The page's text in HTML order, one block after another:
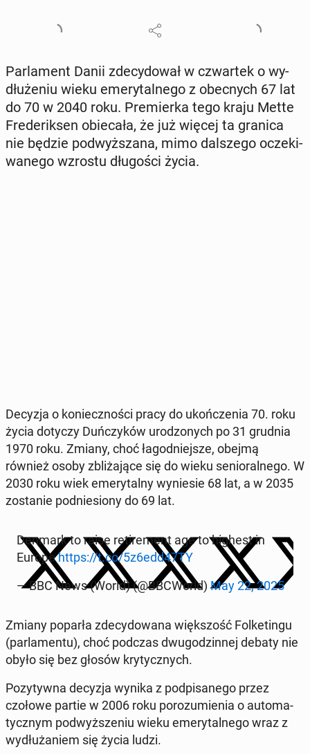
Par­la­ment Danii zde­cy­do­wał w czwar­tek o wy­
dłu­że­niu wieku eme­ry­tal­ne­go z obec­nych 67 lat
do 70 w 2040 roku. Pre­mier­ka tego kraju Mette
Fre­de­rik­sen obie­ca­ła, że już więcej ta granica
nie będzie pod­wyż­sza­na, mimo dal­sze­go ocze­ki­
wa­ne­go wzrostu dłu­go­ści życia.
Decyzja o ko­niecz­no­ści pracy do ukoń­cze­nia 70. roku
życia dotyczy Duń­czy­ków uro­dzo­nych po 31 grudnia
1970 roku. Zmiany, choć ła­god­niej­sze, obejmą
również osoby zbli­ża­ją­ce się do wieku se­nio­ral­ne­go. W
2030 roku wiek eme­ry­tal­ny wy­nie­sie 68 lat, a w 2035
zo­sta­nie pod­nie­sio­ny do 69 lat.
Denmark to raise re­ti­re­ment age to highest in
Europehttps://t.co/5z6edd47TY
— BBC News (World) (@BBCWorld)May 22, 2025
Zmiany poparła zde­cy­do­wa­na więk­szość Fol­ke­tin­gu
(par­la­men­tu), choć podczas dwu­go­dzin­nej debaty nie
obyło się bez głosów kry­tycz­nych.
Po­zy­tyw­na decyzja wynika z pod­pi­sa­ne­go przez
czołowe partie w 2006 roku po­ro­zu­mie­nia o au­to­ma­
tycz­nym pod­wyż­sze­niu wieku eme­ry­tal­ne­go wraz z
wy­dłu­ża­niem się życia ludzi.